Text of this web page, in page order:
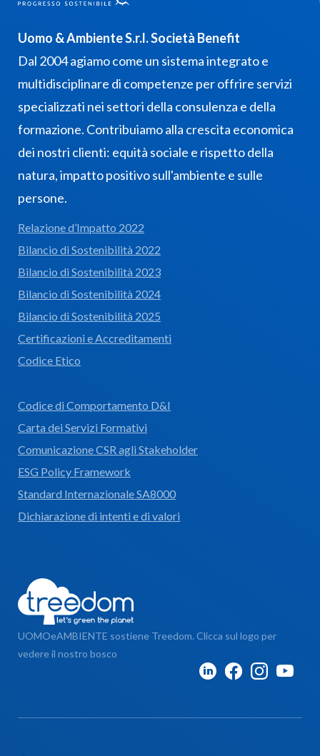
Uomo & Ambiente S.r.l. Società Benefit
Dal 2004 agiamo come un sistema integrato e
multidisciplinare di competenze per offrire servizi
specializzati nei settori della consulenza e della
formazione. Contribuiamo alla crescita economica
dei nostri clienti: equità sociale e rispetto della
natura, impatto positivo sull'ambiente e sulle
persone.
Relazione d’Impatto 2022
Bilancio di Sostenibilità 2022
Bilancio di Sostenibilità 2023
Bilancio di Sostenibilità 2024
Bilancio di Sostenibilità 2025
Certificazioni e Accreditamenti
Codice Etico
Codice di Comportamento D&I
Carta dei Servizi Formativi
Comunicazione CSR agli Stakeholder
ESG Policy Framework
Standard Internazionale SA8000
Dichiarazione di intenti e di valori
UOMOeAMBIENTE sostiene Treedom. Clicca sul logo per
vedere il nostro bosco